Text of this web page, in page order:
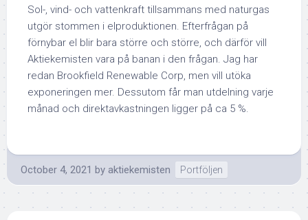
Sol-, vind- och vattenkraft tillsammans med naturgas
utgör stommen i elproduktionen. Efterfrågan på
förnybar el blir bara större och större, och därför vill
Aktiekemisten vara på banan i den frågan. Jag har
redan Brookfield Renewable Corp, men vill utöka
exponeringen mer. Dessutom får man utdelning varje
månad och direktavkastningen ligger på ca 5 %.
October 4, 2021 by aktiekemisten Portföljen